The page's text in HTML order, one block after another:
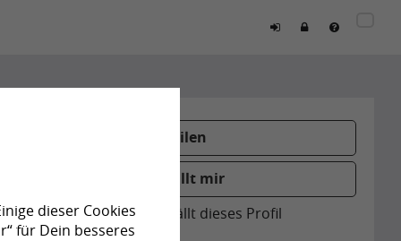
dieser Cookies
für Dein besseres
Teilen
Gefällt mir
0 Personen gefällt dieses Profil